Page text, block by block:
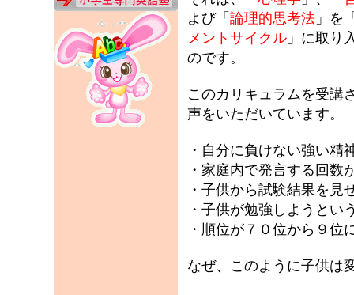
よび「 論理的思考法 」を
メントサイクル 」に取り
のです。
このカリキュラムを受講
声をいただいています。
・自分に負けない強い精
・家庭内で発言する回数
・子供から試験結果を見
・子供が勉強しようとい
・順位が７０位から９位
なぜ、このように子供は